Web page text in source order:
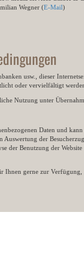
Wegner (E-Mail)
usw., dieser
oder vervielfältigt
Nutzung unter
Daten und
Auswertung der
der Benutzung der
Ihnen gerne zur